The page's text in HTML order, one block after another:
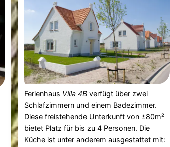
Ferienhaus Villa 4Bverfügt über zwei
Schlafzimmern und einem Badezimmer.
Diese freistehende Unterkunft von ±80m²
bietet Platz für bis zu 4 Personen. Die
Küche ist unter anderem ausgestattet mit: